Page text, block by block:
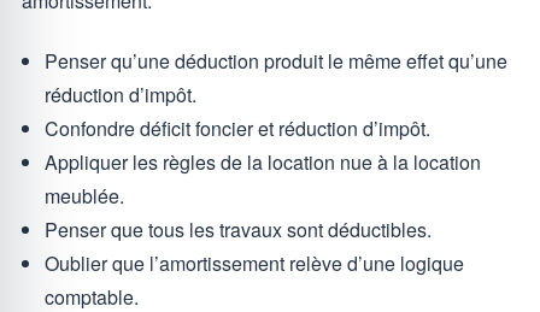
Penser qu’une déduction produit le même effet qu’une
réduction d’impôt.
Confondre déficit foncier et réduction d’impôt.
Appliquer les règles de la location nue à la location
meublée.
Penser que tous les travaux sont déductibles.
Oublier que l’amortissement relève d’une logique
comptable.